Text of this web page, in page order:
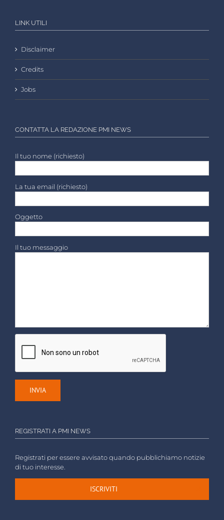
LINK UTILI
Disclaimer
Credits
Jobs
CONTATTA LA REDAZIONE PMI NEWS
Il tuo nome (richiesto)
La tua email (richiesto)
Oggetto
Il tuo messaggio
REGISTRATI A PMI NEWS
Registrati per essere avvisato quando pubblichiamo notizie
di tuo interesse.
ISCRIVITI